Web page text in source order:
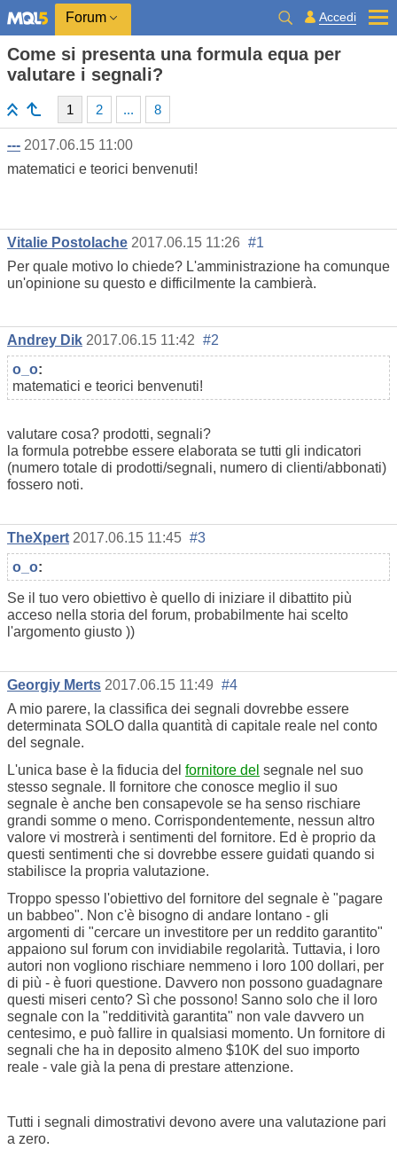
Forum Accedi
Come si presenta una formula equa per
valutare i segnali?
1 2 ... 8
--- 2017.06.15 11:00
matematici e teorici benvenuti!
Vitalie Postolache 2017.06.15 11:26 #1
Per quale motivo lo chiede? L'amministrazione ha comunque
un'opinione su questo e difficilmente la cambierà.
Andrey Dik 2017.06.15 11:42 #2
o_o:
matematici e teorici benvenuti!
valutare cosa? prodotti, segnali?
la formula potrebbe essere elaborata se tutti gli indicatori
(numero totale di prodotti/segnali, numero di clienti/abbonati)
fossero noti.
TheXpert 2017.06.15 11:45 #3
o_o:
Se il tuo vero obiettivo è quello di iniziare il dibattito più
acceso nella storia del forum, probabilmente hai scelto
l'argomento giusto ))
Georgiy Merts 2017.06.15 11:49 #4
A mio parere, la classifica dei segnali dovrebbe essere
determinata SOLO dalla quantità di capitale reale nel conto
del segnale.
L'unica base è la fiducia del fornitore del segnale nel suo
stesso segnale. Il fornitore che conosce meglio il suo
segnale è anche ben consapevole se ha senso rischiare
grandi somme o meno. Corrispondentemente, nessun altro
valore vi mostrerà i sentimenti del fornitore. Ed è proprio da
questi sentimenti che si dovrebbe essere guidati quando si
stabilisce la propria valutazione.
Troppo spesso l'obiettivo del fornitore del segnale è "pagare
un babbeo". Non c'è bisogno di andare lontano - gli
argomenti di "cercare un investitore per un reddito garantito"
appaiono sul forum con invidiabile regolarità. Tuttavia, i loro
autori non vogliono rischiare nemmeno i loro 100 dollari, per
di più - è fuori questione. Davvero non possono guadagnare
questi miseri cento? Sì che possono! Sanno solo che il loro
segnale con la "redditività garantita" non vale davvero un
centesimo, e può fallire in qualsiasi momento. Un fornitore di
segnali che ha in deposito almeno $10K del suo importo
reale - vale già la pena di prestare attenzione.
Tutti i segnali dimostrativi devono avere una valutazione pari
a zero.